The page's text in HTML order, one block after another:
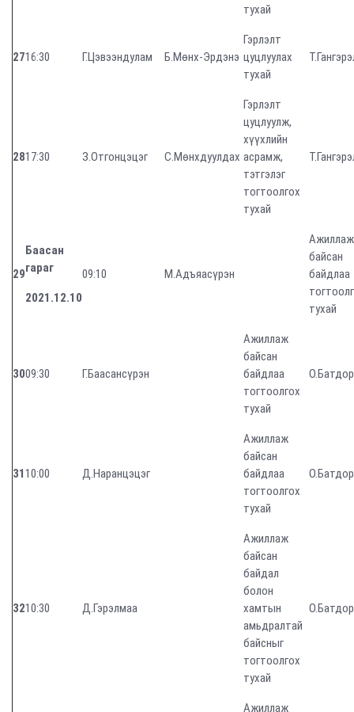
тухай
2716:30 Г.Цэвээндулам Б.Мөнх-Эрдэнэ
Гэрлэлт
цуцлуулах
тухай
2817:30 З.Отгонцэцэг С.Мөнхдуулдах
Гэрлэлт
цуцлуулж,
хүүхлийн
асрамж,
тэтгэлэг
тогтоолгох
тухай
29
Баасан
гараг
2021.12.10
09:10 М.Адъяасүрэн
Ажиллаж
байсан
байдлаа
тухай
3009:30 Г.Баасансүрэн
Ажиллаж
байсан
байдлаа
тогтоолгох
тухай
3110:00 Д.Наранцэцэг
Ажиллаж
байсан
байдлаа
тогтоолгох
тухай
3210:30 Д.Гэрэлмаа
Ажиллаж
байсан
байдал
болон
хамтын
амьдралтай
байсныг
тогтоолгох
тухай
Ажиллаж